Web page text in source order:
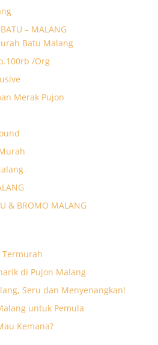
– MALANG
Batu Malang
/Org
Merak Pujon
& BROMO MALANG
Termurah
di Pujon Malang
Seru dan Menyenangkan!
untuk Pemula
Kemana?